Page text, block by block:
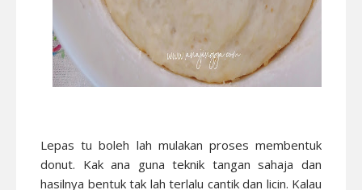
Lepas tu boleh lah mulakan proses membentuk
donut. Kak ana guna teknik tangan sahaja dan
hasilnya bentuk tak lah terlalu cantik dan licin. Kalau